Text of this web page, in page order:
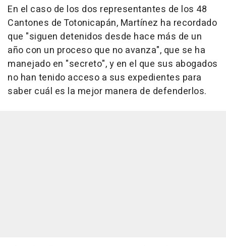
En el caso de los dos representantes de los 48
Cantones de Totonicapán, Martínez ha recordado
que "siguen detenidos desde hace más de un
año con un proceso que no avanza", que se ha
manejado en "secreto", y en el que sus abogados
no han tenido acceso a sus expedientes para
saber cuál es la mejor manera de defenderlos.